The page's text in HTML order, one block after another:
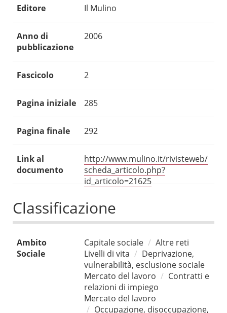
Editore Il Mulino
Anno di
pubblicazione
2006
Fascicolo 2
Pagina iniziale 285
Pagina finale 292
Link al
documento
http://www.mulino.it/rivisteweb/
scheda_articolo.php?
id_articolo=21625
Classificazione
Ambito
Sociale
Capitale sociale
Altre reti
Livelli di vita
Deprivazione,
vulnerabilità, esclusione sociale
Mercato del lavoro
Contratti e
relazioni di impiego
Mercato del lavoro
Occupazione, disoccupazione,